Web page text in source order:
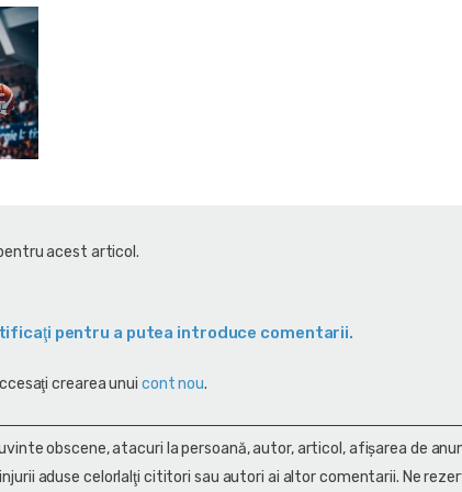
acest articol.
pentru a putea introduce comentarii.
crearea unui cont nou.
obscene, atacuri la persoană, autor, articol, afişarea de
aduse celorlalţi cititori sau autori ai altor comentarii. Ne